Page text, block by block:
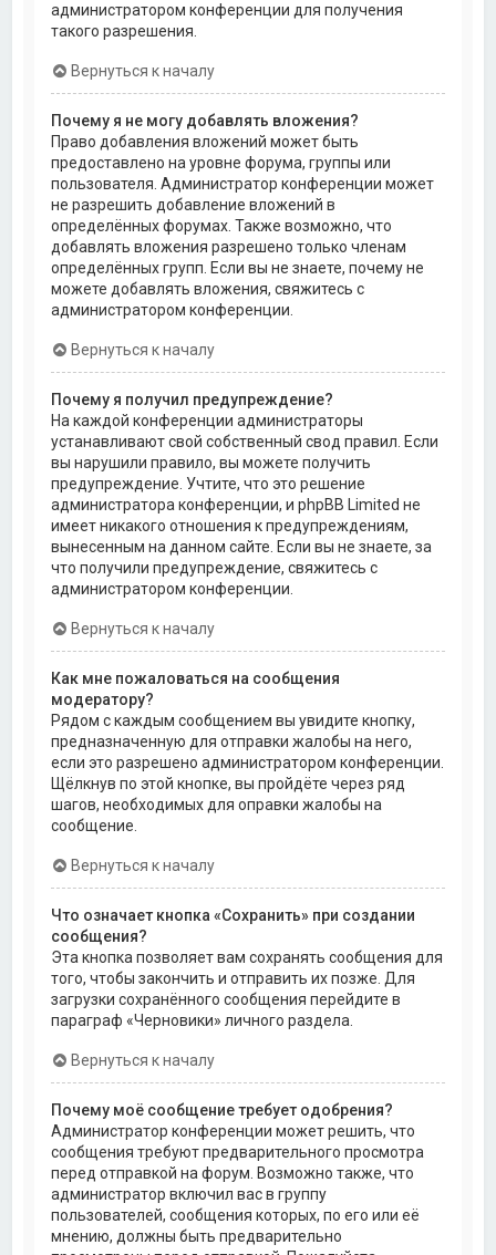
администратором конференции для получения
такого разрешения.
Вернуться к началу
Почему я не могу добавлять вложения?
Право добавления вложений может быть
предоставлено на уровне форума, группы или
пользователя. Администратор конференции может
не разрешить добавление вложений в
определённых форумах. Также возможно, что
добавлять вложения разрешено только членам
определённых групп. Если вы не знаете, почему не
можете добавлять вложения, свяжитесь с
администратором конференции.
Вернуться к началу
Почему я получил предупреждение?
На каждой конференции администраторы
устанавливают свой собственный свод правил. Если
вы нарушили правило, вы можете получить
предупреждение. Учтите, что это решение
администратора конференции, и phpBB Limited не
имеет никакого отношения к предупреждениям,
вынесенным на данном сайте. Если вы не знаете, за
что получили предупреждение, свяжитесь с
администратором конференции.
Вернуться к началу
Как мне пожаловаться на сообщения
модератору?
Рядом с каждым сообщением вы увидите кнопку,
предназначенную для отправки жалобы на него,
если это разрешено администратором конференции.
Щёлкнув по этой кнопке, вы пройдёте через ряд
шагов, необходимых для оправки жалобы на
сообщение.
Вернуться к началу
Что означает кнопка «Сохранить» при создании
сообщения?
Эта кнопка позволяет вам сохранять сообщения для
того, чтобы закончить и отправить их позже. Для
загрузки сохранённого сообщения перейдите в
параграф «Черновики» личного раздела.
Вернуться к началу
Почему моё сообщение требует одобрения?
Администратор конференции может решить, что
сообщения требуют предварительного просмотра
перед отправкой на форум. Возможно также, что
администратор включил вас в группу
пользователей, сообщения которых, по его или её
мнению, должны быть предварительно